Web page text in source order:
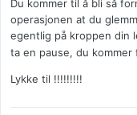
Du kommer til å bli så
operasjonen at du
egentlig på kroppen din
ta en pause, du
Lykke til !!!!!!!!!